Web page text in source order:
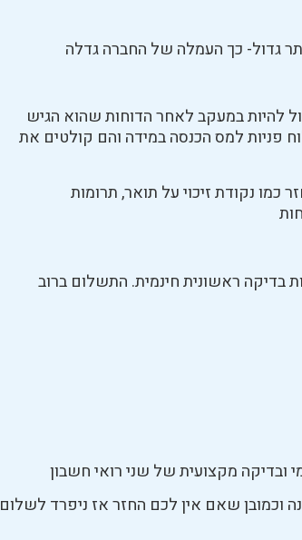
גדול- כך העמלה של החברה גדלה
להיות במעקב לאחר הדוחות שהוא הגיש
פניות למס הכנסה במידה והם קולטים את
נקודת זיכוי על תואר, תרומות
בדיקה ראשונית חינמית. התשלום ברוב
וכמובן שאם אין לכם החזר אז ניפרד לשלום